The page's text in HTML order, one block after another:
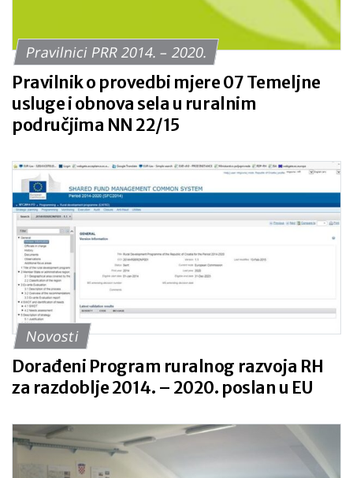
Pravilnici PRR 2014. – 2020.
Pravilnik o provedbi mjere 07 Temeljne
usluge i obnova sela u ruralnim
područjima NN 22/15
Novosti
Dorađeni Program ruralnog razvoja RH
za razdoblje 2014. – 2020. poslan u EU